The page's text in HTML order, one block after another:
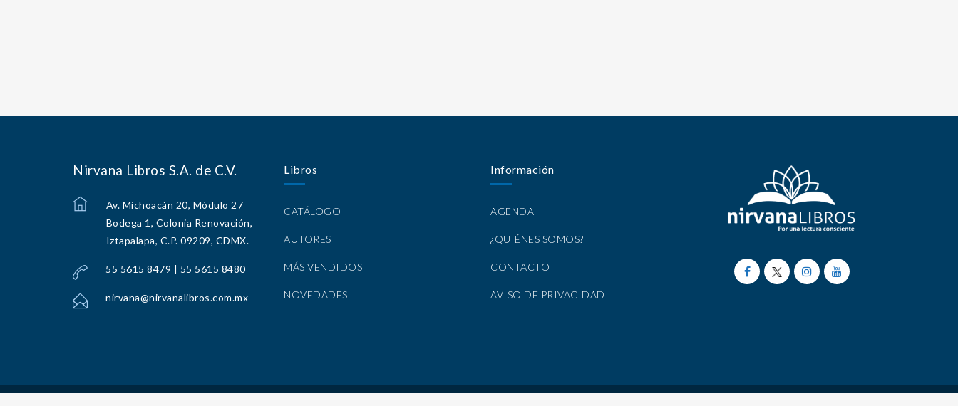
Nirvana Libros S.A. de C.V.
Av. Michoacán 20, Módulo 27
Bodega 1, Colonia Renovación,
Iztapalapa, C.P. 09209, CDMX.
55 5615 8479 | 55 5615 8480
nirvana@nirvanalibros.com.mx
Libros
CATÁLOGO
AUTORES
MÁS VENDIDOS
NOVEDADES
Información
AGENDA
¿QUIÉNES SOMOS?
CONTACTO
AVISO DE PRIVACIDAD